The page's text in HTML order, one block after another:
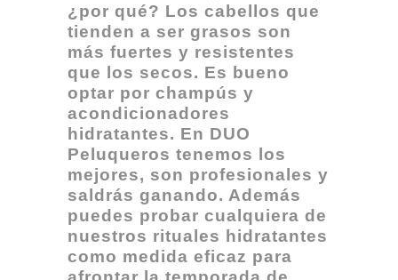
¿por qué? Los cabellos que
tienden a ser grasos son
más fuertes y resistentes
que los secos. Es bueno
optar por champús y
acondicionadores
hidratantes. En DUO
Peluqueros tenemos los
mejores, son profesionales y
saldrás ganando. Además
puedes probar cualquiera de
nuestros rituales hidratantes
como medida eficaz para